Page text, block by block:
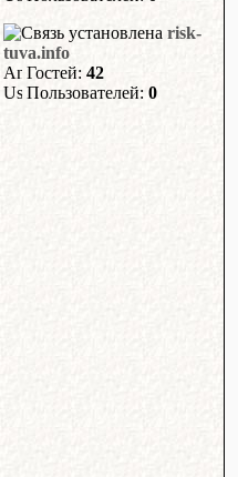
risk-
tuva.info
Гостей: 42
Пользователей: 0